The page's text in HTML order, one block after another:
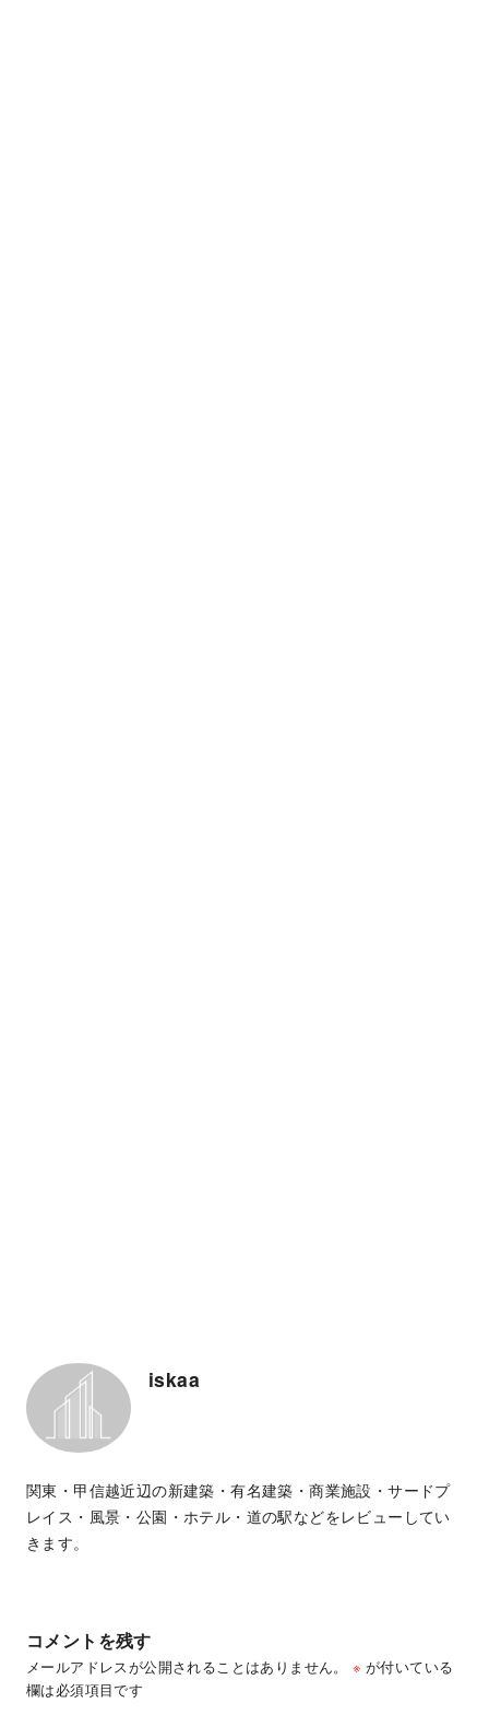
iskaa
関東・甲信越近辺の新建築・有名建築・商業施設・サードプ
レイス・風景・公園・ホテル・道の駅などをレビューしてい
きます。
コメントを残す
メールアドレスが公開されることはありません。 ※ が付いている
欄は必須項目です